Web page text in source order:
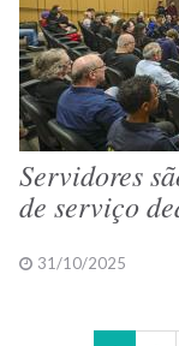
Servidores
de serviço
31/10/2025